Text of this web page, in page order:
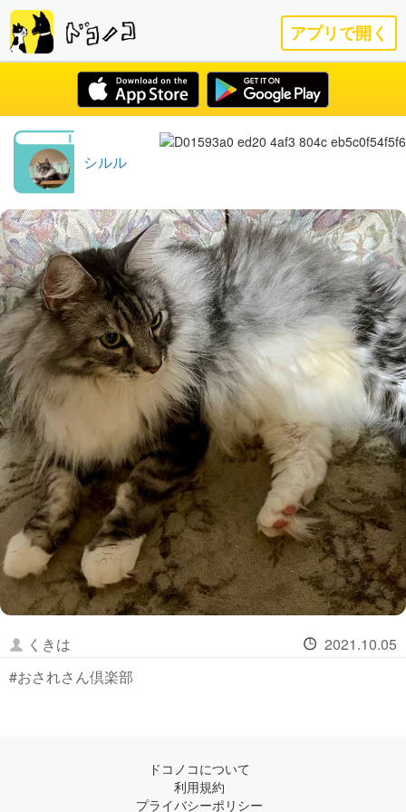
アプリで開く
シルル
くきは
2021.10.05
#おされさん倶楽部
ドコノコについて
利用規約
プライバシーポリシー